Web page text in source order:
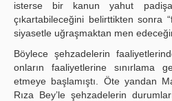
isterse bir kanun yahut
çıkartabileceğini belirttikten sonra
siyasetle uğraşmaktan men
Böylece şehzadelerin
onların faaliyetlerine sınırlama
etmeye başlamıştı. Öte yandan
Rıza Bey’le şehzadelerin